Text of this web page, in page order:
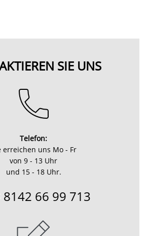
SIE UNS
Telefon:
erreichen uns Mo - Fr
von 9 - 13 Uhr
und 15 - 18 Uhr.
8142 66 99 713